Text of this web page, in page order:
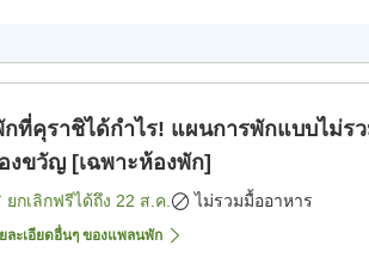
กที่คุราชิได้กำไร! แผนการพักแบบไม่ร
งขวัญ [เฉพาะห้องพัก]
ยกเลิกฟรีได้ถึง 22 ส.ค. ไม่รวมมื้ออาหาร
ละเอียดอื่นๆ ของแพลนพัก